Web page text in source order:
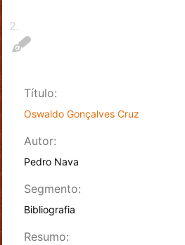
2.
Título:
Oswaldo Gonçalves Cruz
Autor:
Pedro Nava
Segmento:
Bibliografia
Resumo: